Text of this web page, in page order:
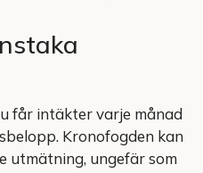
får intäkter varje månad
Kronofogden kan
utmätning, ungefär som